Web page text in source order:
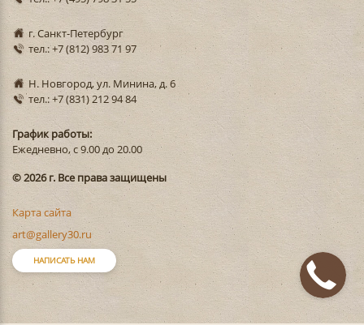
г. Санкт-Петербург
тел.: +7 (812) 983 71 97
Н. Новгород, ул. Минина, д. 6
тел.: +7 (831) 212 94 84
График работы:
Ежедневно, с 9.00 до 20.00
© 2026 г. Все права защищены
Карта сайта
art@gallery30.ru
НАПИСАТЬ НАМ